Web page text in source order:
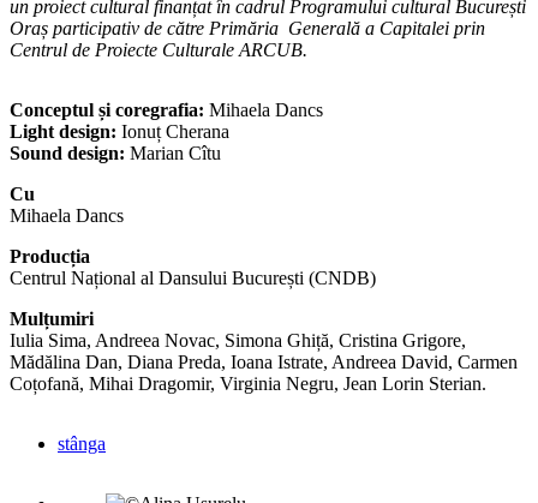
un proiect cultural finanțat în cadrul Programului cultural București
Oraș participativ de către Primăria Generală a Capitalei prin
Centrul de Proiecte Culturale ARCUB.
Conceptul și coregrafia: Mihaela Dancs
Light design: Ionuț Cherana
Sound design: Marian Cîtu
Cu
Mihaela Dancs
Producția
Centrul Național al Dansului București (CNDB)
Mulțumiri
Iulia Sima, Andreea Novac, Simona Ghiță, Cristina Grigore,
Mădălina Dan, Diana Preda, Ioana Istrate, Andreea David, Carmen
Coțofană, Mihai Dragomir, Virginia Negru, Jean Lorin Sterian.
stânga